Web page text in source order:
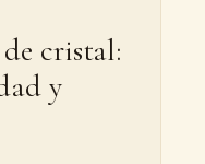
de cristal:
y